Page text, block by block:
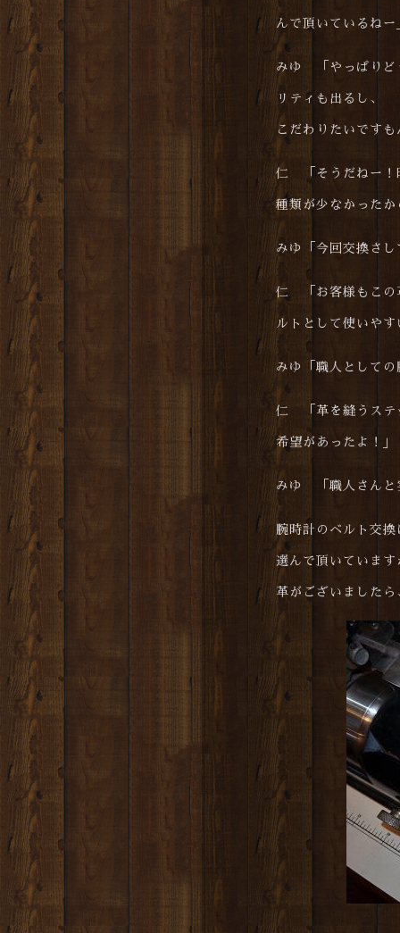
んで頂いているねー
みゆ 「やっぱりど
リティも出るし、
こだわりたいです
仁 「そうだねー！
種類が少なかった
みゆ「今回交換さ
仁 「お客様もこの
ルトとして使いや
みゆ「職人として
仁 「革を縫うステ
希望があったよ！」
みゆ 「職人さんと
腕時計のベルト交
選んで頂いていま
革がございました